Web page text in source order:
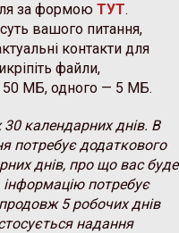
за формою ТУТ.
вашого питання,
контакти для
файли,
50 МБ, одного — 5 МБ.
календарних днів. В
потребує додаткового
днів, про що вас буде
потребує
5 робочих днів
надання